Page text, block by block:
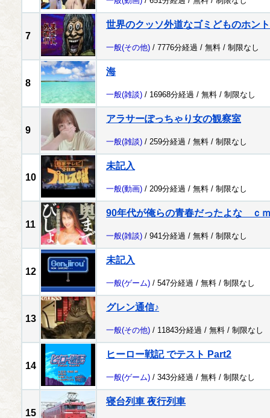
7
世界のクッソ外道なゴミどものホン
一般(その他) / 7776分経過 / 無料 / 制限なし
8
海
一般(雑談) / 16968分経過 / 無料 / 制限なし
9
アラサーぽっちゃり女の観察室
一般(雑談) / 259分経過 / 無料 / 制限なし
10
未記入
一般(動画) / 209分経過 / 無料 / 制限なし
11
90年代が俺らの青春だったよな ｃ
一般(雑談) / 941分経過 / 無料 / 制限なし
12
未記入
一般(ゲーム) / 547分経過 / 無料 / 制限なし
13
グレン通信♪
一般(その他) / 11843分経過 / 無料 / 制限なし
14
ヒーロー戦記 でテスト Part2
一般(ゲーム) / 343分経過 / 無料 / 制限なし
15
寝台列車 夜行列車